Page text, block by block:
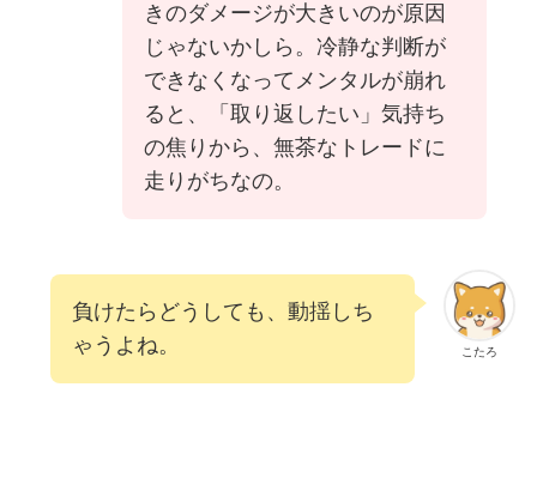
きのダメージが大きいのが原因
じゃないかしら。冷静な判断が
できなくなってメンタルが崩れ
ると、「取り返したい」気持ち
の焦りから、無茶なトレードに
走りがちなの。
こたろ
負けたらどうしても、動揺しち
ゃうよね。